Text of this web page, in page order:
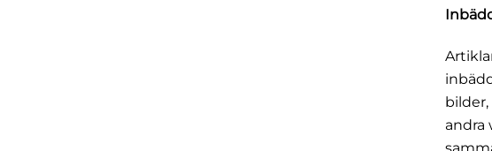
bilder,
andra